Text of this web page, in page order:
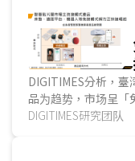
作」应用，AI语音助
境与设备情况，并
Agent时代来临，
作，成为用户下达
家庭管理效益。...
DIGITIMES分析，
品为趋势，市场呈「
产业正朝技术与数据
DIGITIMES研究团队